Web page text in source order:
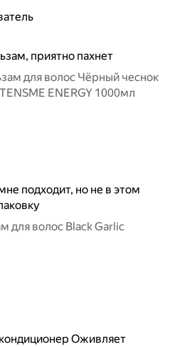
приятно пахнет
для волос Чёрный чеснок
ENERGY 1000мл
подходит, но не в этом
для волос Black Garlic
Оживляет